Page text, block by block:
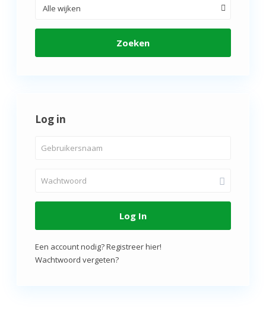
Alle wijken
Zoeken
Log in
Log In
Een account nodig? Registreer hier!
Wachtwoord vergeten?